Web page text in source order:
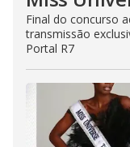
Final do concurso
transmissão
Portal R7